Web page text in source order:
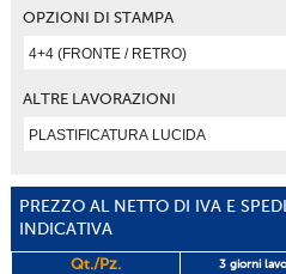
OPZIONI DI STAMPA
ALTRE LAVORAZIONI
PREZZO AL NETTO DI IVA E
INDICATIVA
Qt./Pz. 3 giorni